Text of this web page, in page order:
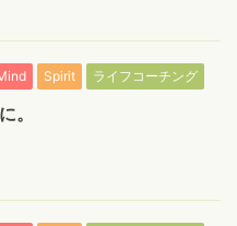
Spirit ライフコーチング
。